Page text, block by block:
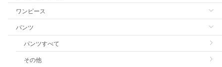
ワンピース
パンツ
パンツすべて
その他